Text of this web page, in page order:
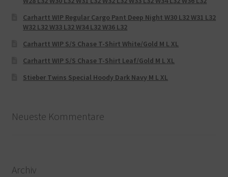
Carhartt WIP Regular Cargo Pant Deep Night W30 L32 W31 L32
W32 L32 W33 L32 W34 L32 W36 L32
Carhartt WIP S/S Chase T-Shirt White/Gold M L XL
Carhartt WIP S/S Chase T-Shirt Leaf/Gold M L XL
Stieber Twins Special Hoody Dark Navy M L XL
Neueste Kommentare
Archiv